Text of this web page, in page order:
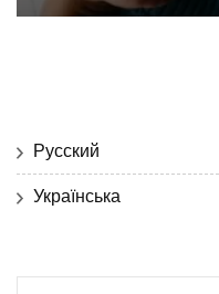
Русский
Українська